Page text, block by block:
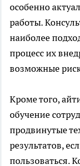
особенно
работы.
наиболее
процесс их
возможные
Кроме того,
обучение
продвинутые
результатов,
пользоваться.